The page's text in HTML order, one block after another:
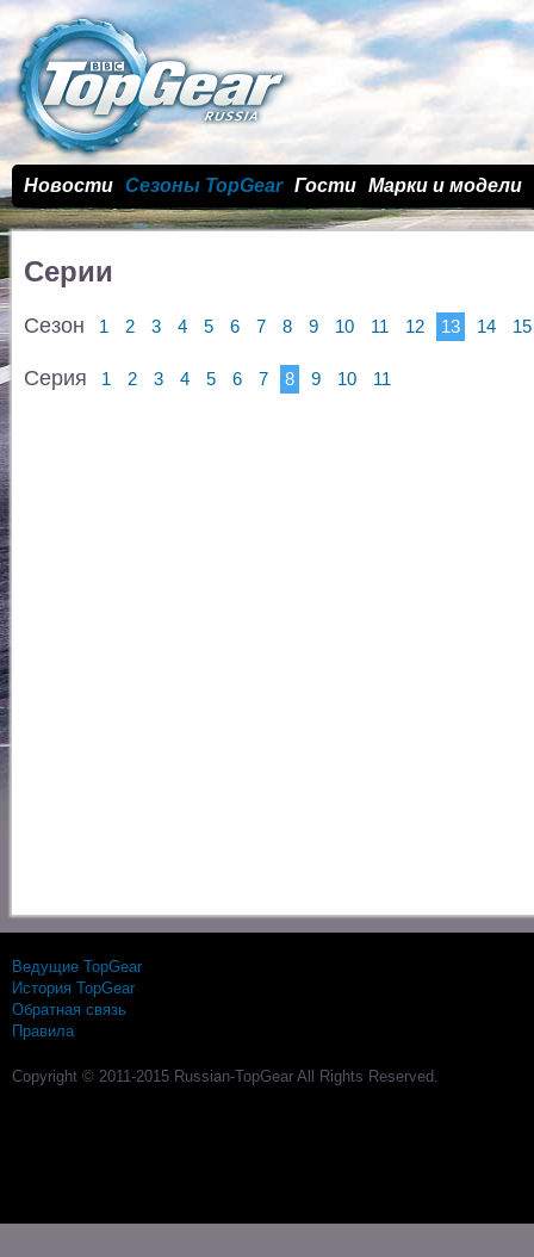
Новости Сезоны TopGear Гости Марки и модели
Серии
Сезон 1 2 3 4 5 6 7 8 9 10 11 12 13 14 15
Серия 1 2 3 4 5 6 7 8 9 10 11
Ведущие TopGear
История TopGear
Обратная связь
Правила
Copyright © 2011-2015 Russian-TopGear All Rights Reserved.